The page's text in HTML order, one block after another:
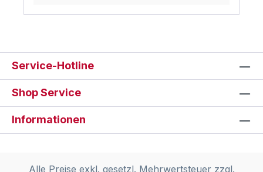
Service-Hotline
Shop Service
Informationen
Alle Preise exkl. gesetzl. Mehrwertsteuer zzgl.